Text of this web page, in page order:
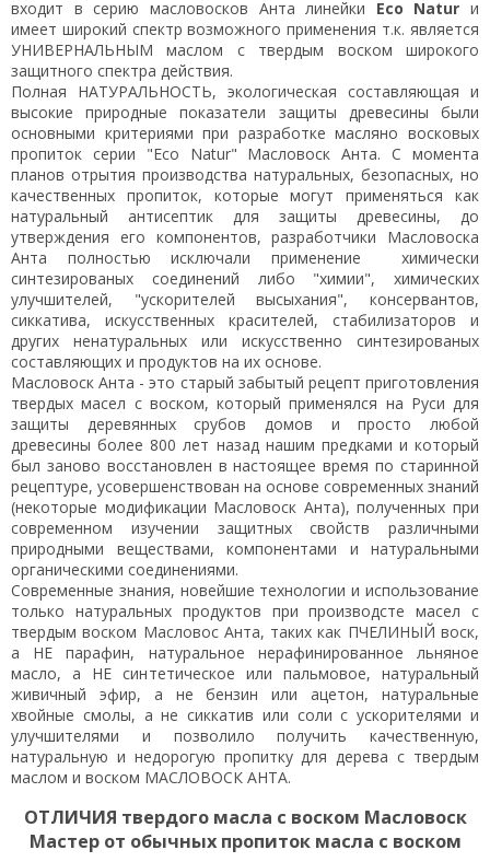
входит в серию масловосков Анта линейки Eco Natur и
имеет широкий спектр возможного применения т.к. является
УНИВЕРНАЛЬНЫМ маслом с твердым воском широкого
защитного спектра действия.
Полная НАТУРАЛЬНОСТЬ, экологическая составляющая и
высокие природные показатели защиты древесины были
основными критериями при разработке масляно восковых
пропиток серии "Eco Natur" Масловоск Анта. С момента
планов отрытия производства натуральных, безопасных, но
качественных пропиток, которые могут применяться как
натуральный антисептик для защиты древесины, до
утверждения его компонентов, разработчики Масловоска
Анта полностью исключали применение химически
синтезированых соединений либо "химии", химических
улучшителей, "ускорителей высыхания", консервантов,
сиккатива, искусственных красителей, стабилизаторов и
других ненатуральных или искусственно синтезированых
составляющих и продуктов на их основе.
Масловоск Анта - это старый забытый рецепт приготовления
твердых масел с воском, который применялся на Руси для
защиты деревянных срубов домов и просто любой
древесины более 800 лет назад нашим предками и который
был заново восстановлен в настоящее время по старинной
рецептуре, усовершенствован на основе современных знаний
(некоторые модификации Масловоск Анта), полученных при
современном изучении защитных свойств различными
природными веществами, компонентами и натуральными
органическими соединениями.
Современные знания, новейшие технологии и использование
только натуральных продуктов при производсте масел с
твердым воском Масловос Анта, таких как ПЧЕЛИНЫЙ воск,
а НЕ парафин, натуральное нерафинированное льняное
масло, а НЕ синтетическое или пальмовое, натуральный
живичный эфир, а не бензин или ацетон, натуральные
хвойные смолы, а не сиккатив или соли с ускорителями и
улучшителями и позволило получить качественную,
натуральную и недорогую пропитку для дерева с твердым
маслом и воском МАСЛОВОСК АНТА.
ОТЛИЧИЯ твердого масла с воском Масловоск
Мастер от обычных пропиток масла с воском